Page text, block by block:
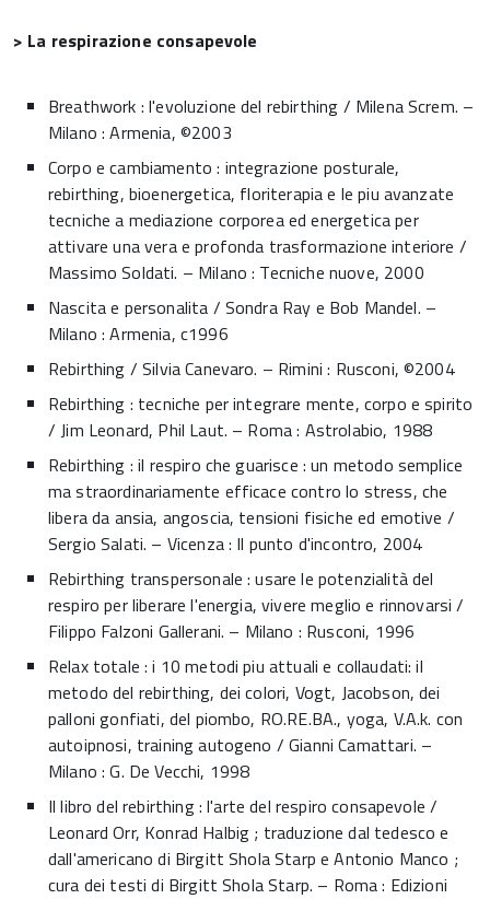
> La respirazione consapevole
Breathwork : l'evoluzione del rebirthing / Milena Screm. –
Milano : Armenia, ©2003
Corpo e cambiamento : integrazione posturale,
rebirthing, bioenergetica, floriterapia e le piu avanzate
tecniche a mediazione corporea ed energetica per
attivare una vera e profonda trasformazione interiore /
Massimo Soldati. – Milano : Tecniche nuove, 2000
Nascita e personalita / Sondra Ray e Bob Mandel. –
Milano : Armenia, c1996
Rebirthing / Silvia Canevaro. – Rimini : Rusconi, ©2004
Rebirthing : tecniche per integrare mente, corpo e spirito
/ Jim Leonard, Phil Laut. – Roma : Astrolabio, 1988
Rebirthing : il respiro che guarisce : un metodo semplice
ma straordinariamente efficace contro lo stress, che
libera da ansia, angoscia, tensioni fisiche ed emotive /
Sergio Salati. – Vicenza : Il punto d'incontro, 2004
Rebirthing transpersonale : usare le potenzialità del
respiro per liberare l'energia, vivere meglio e rinnovarsi /
Filippo Falzoni Gallerani. – Milano : Rusconi, 1996
Relax totale : i 10 metodi piu attuali e collaudati: il
metodo del rebirthing, dei colori, Vogt, Jacobson, dei
palloni gonfiati, del piombo, RO.RE.BA., yoga, V.A.k. con
autoipnosi, training autogeno / Gianni Camattari. –
Milano : G. De Vecchi, 1998
Il libro del rebirthing : l'arte del respiro consapevole /
Leonard Orr, Konrad Halbig ; traduzione dal tedesco e
dall'americano di Birgitt Shola Starp e Antonio Manco ;
cura dei testi di Birgitt Shola Starp. – Roma : Edizioni